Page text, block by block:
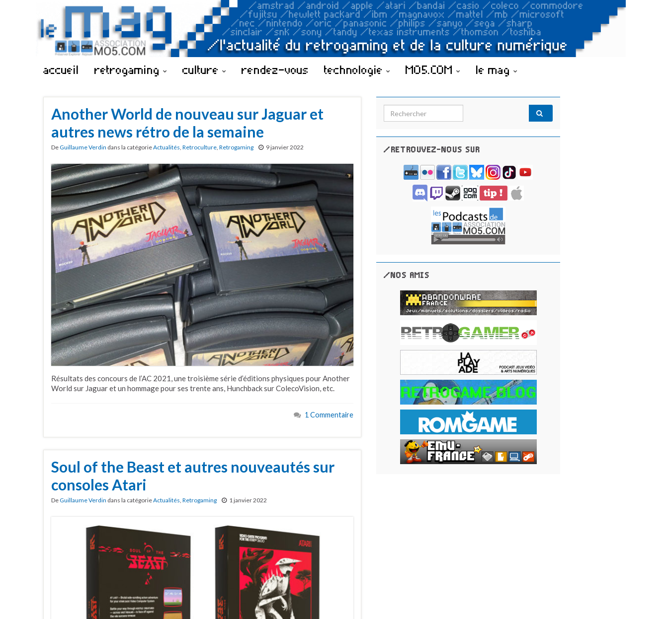
accueil retrogaming culture rendez-vous technologie MO5.COM le mag
Another World de nouveau sur Jaguar et
autres news rétro de la semaine
DeGuillaume Verdin dans la catégorieActualités, Retroculture, Retrogaming 9 janvier 2022
Résultats des concours de l’AC 2021, une troisième série d’éditions physiques pour Another
World sur Jaguar et un hommage pour ses trente ans, Hunchback sur ColecoVision, etc.
1 Commentaire
Soul of the Beast et autres nouveautés sur
consoles Atari
DeGuillaume Verdin dans la catégorieActualités, Retrogaming 1 janvier 2022
Search for:
/RETROUVEZ-NOUS SUR
/NOS AMIS